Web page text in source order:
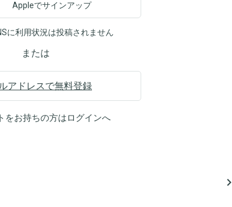
Appleでサインアップ
に利用状況は投稿されません
または
アドレスで無料登録
をお持ちの方はログインへ
navigate_next